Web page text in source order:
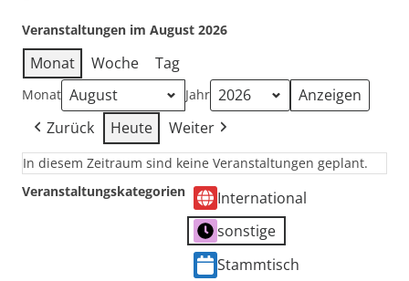
Veranstaltungen im August 2026
Monat Woche Tag
Monat Jahr
Zurück Heute Weiter
In diesem Zeitraum sind keine Veranstaltungen geplant.
Veranstaltungskategorien
International
sonstige
Stammtisch